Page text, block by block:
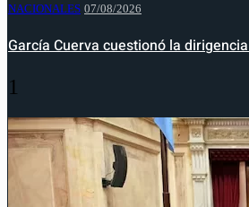
NACIONALES 07/08/2026
García Cuerva cuestionó la
1